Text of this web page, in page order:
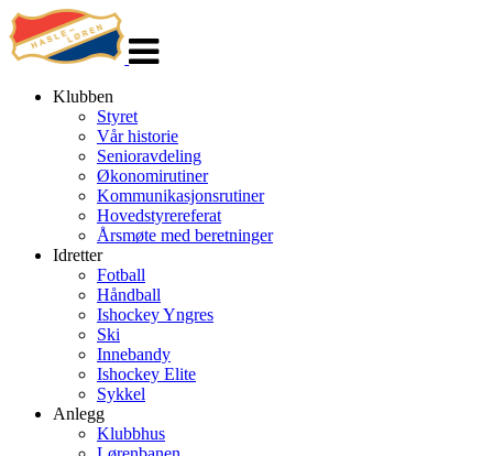
navigasjon
Klubben
Styret
Vår historie
Senioravdeling
Økonomirutiner
Kommunikasjonsrutiner
Hovedstyrereferat
Årsmøte med beretninger
Idretter
Fotball
Håndball
Ishockey Yngres
Ski
Innebandy
Ishockey Elite
Sykkel
Anlegg
Klubbhus